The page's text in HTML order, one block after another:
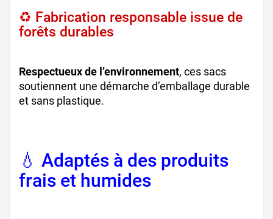
♻️ Fabrication responsable issue de
forêts durables
Respectueux de l’environnement, ces sacs
soutiennent une démarche d’emballage durable
et sans plastique.
💧 Adaptés à des produits
frais et humides